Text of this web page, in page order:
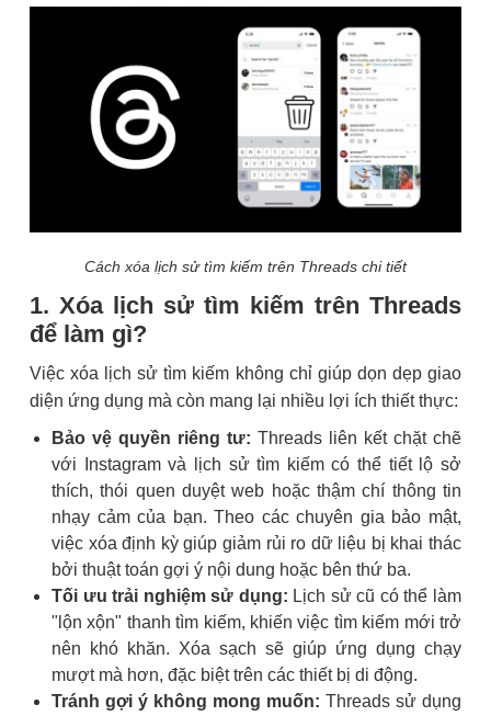
Cách xóa lịch sử tìm kiếm trên Threads chi tiết
1. Xóa lịch sử tìm kiếm trên Threads
để làm gì?
Việc xóa lịch sử tìm kiếm không chỉ giúp dọn dẹp giao
diện ứng dụng mà còn mang lại nhiều lợi ích thiết thực:
Bảo vệ quyền riêng tư: Threads liên kết chặt chẽ
với Instagram và lịch sử tìm kiếm có thể tiết lộ sở
thích, thói quen duyệt web hoặc thậm chí thông tin
nhạy cảm của bạn. Theo các chuyên gia bảo mật,
việc xóa định kỳ giúp giảm rủi ro dữ liệu bị khai thác
bởi thuật toán gợi ý nội dung hoặc bên thứ ba.
Tối ưu trải nghiệm sử dụng: Lịch sử cũ có thể làm
"lộn xộn" thanh tìm kiếm, khiến việc tìm kiếm mới trở
nên khó khăn. Xóa sạch sẽ giúp ứng dụng chạy
mượt mà hơn, đặc biệt trên các thiết bị di động.
Tránh gợi ý không mong muốn: Threads sử dụng